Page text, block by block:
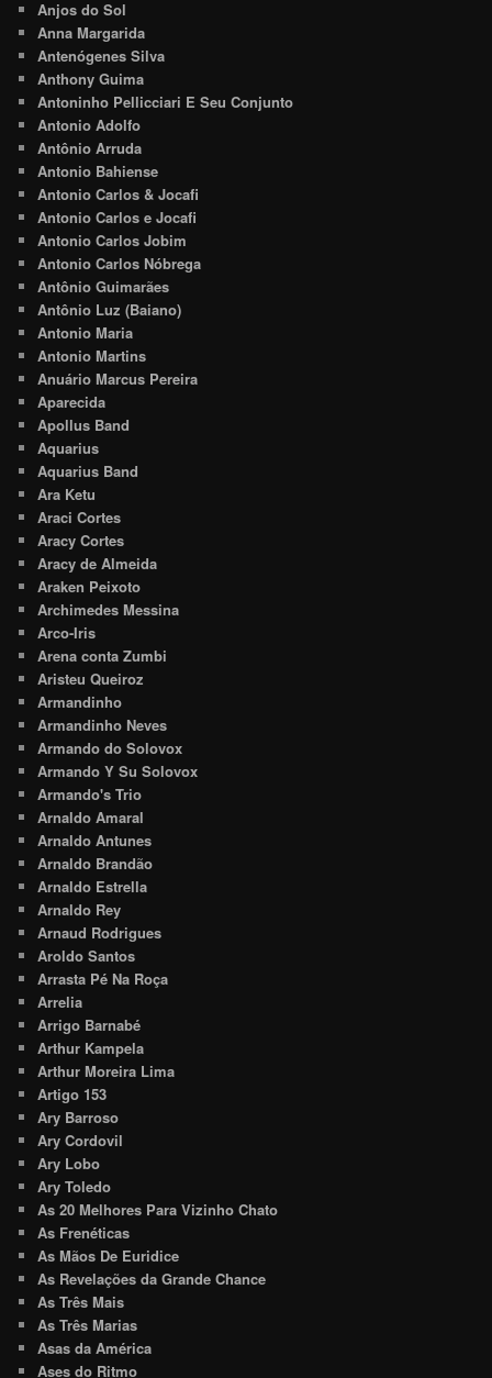
Anjos do Sol
Anna Margarida
Antenógenes Silva
Anthony Guima
Antoninho Pellicciari E Seu Conjunto
Antonio Adolfo
Antônio Arruda
Antonio Bahiense
Antonio Carlos & Jocafi
Antonio Carlos e Jocafi
Antonio Carlos Jobim
Antonio Carlos Nóbrega
Antônio Guimarães
Antônio Luz (Baiano)
Antonio Maria
Antonio Martins
Anuário Marcus Pereira
Aparecida
Apollus Band
Aquarius
Aquarius Band
Ara Ketu
Araci Cortes
Aracy Cortes
Aracy de Almeida
Araken Peixoto
Archimedes Messina
Arco-Iris
Arena conta Zumbi
Aristeu Queiroz
Armandinho
Armandinho Neves
Armando do Solovox
Armando Y Su Solovox
Armando's Trio
Arnaldo Amaral
Arnaldo Antunes
Arnaldo Brandão
Arnaldo Estrella
Arnaldo Rey
Arnaud Rodrigues
Aroldo Santos
Arrasta Pé Na Roça
Arrelia
Arrigo Barnabé
Arthur Kampela
Arthur Moreira Lima
Artigo 153
Ary Barroso
Ary Cordovil
Ary Lobo
Ary Toledo
As 20 Melhores Para Vizinho Chato
As Frenéticas
As Mãos De Euridice
As Revelações da Grande Chance
As Três Mais
As Três Marias
Asas da América
Ases do Ritmo